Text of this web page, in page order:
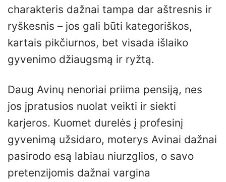
charakteris dažnai tampa dar aštresnis ir
ryškesnis – jos gali būti kategoriškos,
kartais pikčiurnos, bet visada išlaiko
gyvenimo džiaugsmą ir ryžtą.
Daug Avinų nenoriai priima pensiją, nes
jos įpratusios nuolat veikti ir siekti
karjeros. Kuomet durelės į profesinį
gyvenimą užsidaro, moterys Avinai dažnai
pasirodo esą labiau niurzglios, o savo
pretenzijomis dažnai vargina